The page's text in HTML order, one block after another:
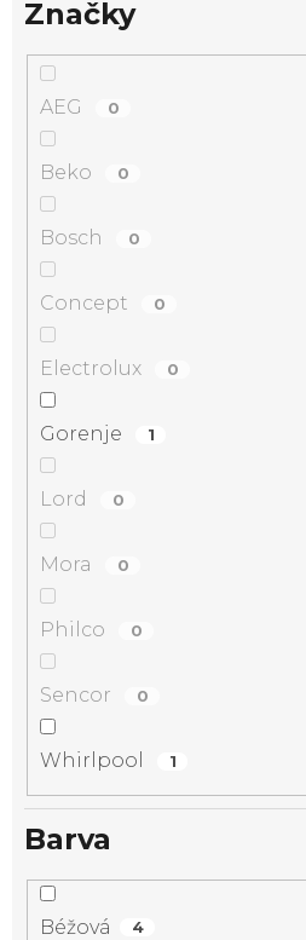
Značky
AEG 0
Beko 0
Bosch 0
Concept 0
Electrolux 0
Gorenje 1
Lord 0
Mora 0
Philco 0
Sencor 0
Whirlpool 1
Barva
Béžová 4